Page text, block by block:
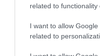
related to functionality
I want to allow
related to